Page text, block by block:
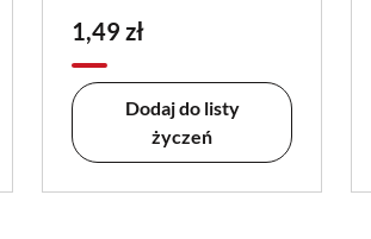
1,49 zł
Dodaj do listy
życzeń